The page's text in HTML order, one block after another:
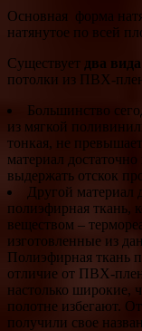
Основная форма
натянутое по всей
Существует два
потолки из ПВХ-
Большинство
из мягкой
тонкая, не
материал
выдержать отскок
Другой материал
полиэфирная ткань,
веществом –
изготовленные из
Полиэфирная ткань
отличие от ПВХ-
настолько широкие,
полотне избегают.
получили свое